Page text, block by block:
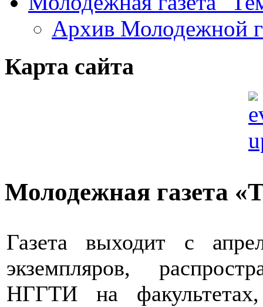
Архив Молодежной
Карта сайта
Молодежная газета
Газета выходит с
экземпляров,
НГГТИ на